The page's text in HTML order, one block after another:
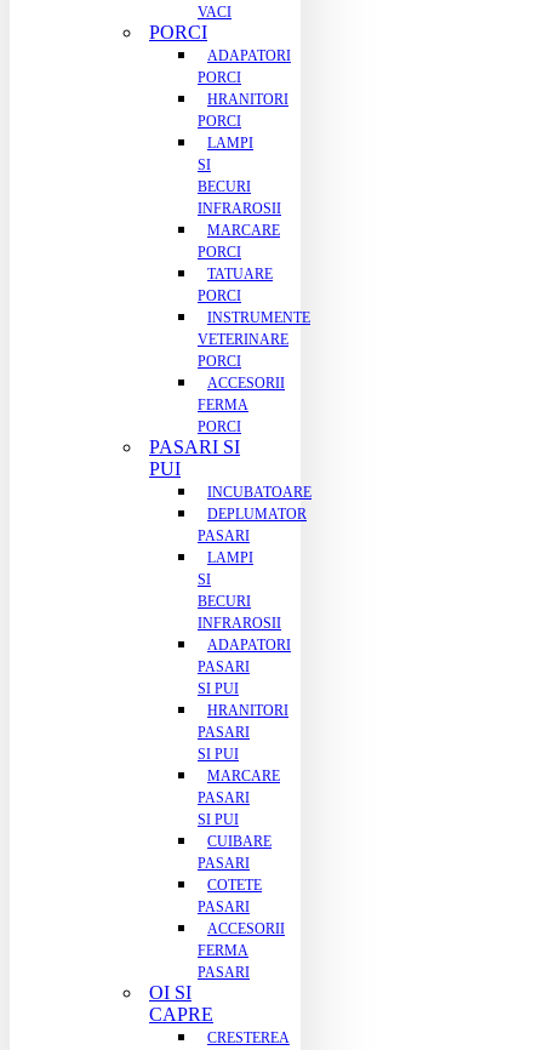
VACI
PORCI
ADAPATORI
PORCI
HRANITORI
PORCI
LAMPI
SI
BECURI
INFRAROSII
MARCARE
PORCI
TATUARE
PORCI
INSTRUMENTE
VETERINARE
PORCI
ACCESORII
FERMA
PORCI
PASARI SI
PUI
INCUBATOARE
DEPLUMATOR
PASARI
LAMPI
SI
BECURI
INFRAROSII
ADAPATORI
PASARI
SI PUI
HRANITORI
PASARI
SI PUI
MARCARE
PASARI
SI PUI
CUIBARE
PASARI
COTETE
PASARI
ACCESORII
FERMA
PASARI
OI SI
CAPRE
CRESTEREA